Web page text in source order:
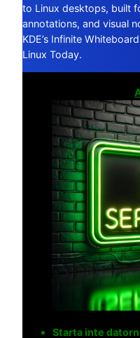
to Linux desktops, built
annotations, and visual
KDE’s Infinite
Linux Today.
Starta inte